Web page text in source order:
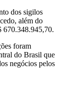
dos sigilos
além do
670.348.945,70.
foram
do Brasil que
negócios pelos